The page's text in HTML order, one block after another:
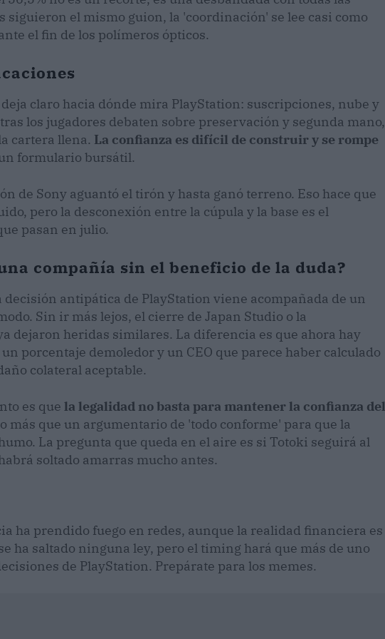
siguieron el mismo guion, la 'coordinación' se lee casi como
el fin de los polímeros ópticos.
claro hacia dónde mira PlayStation: suscripciones, nube y
los jugadores debaten sobre preservación y segunda mano,
cartera llena. La confianza es difícil de construir y se rompe
formulario bursátil.
de Sony aguantó el tirón y hasta ganó terreno. Eso hace que
pero la desconexión entre la cúpula y la base es el
pasan en julio.
compañía sin el beneficio de la duda?
decisión antipática de PlayStation viene acompañada de un
Sin ir más lejos, el cierre de Japan Studio o la
dejaron heridas similares. La diferencia es que ahora hay
porcentaje demoledor y un CEO que parece haber calculado
colateral aceptable.
es que la legalidad no basta para mantener la confianza del
más que un argumentario de 'todo conforme' para que la
La pregunta que queda en el aire es si Totoki seguirá al
soltado amarras mucho antes.
ha prendido fuego en redes, aunque la realidad financiera es
ha saltado ninguna ley, pero el timing hará que más de uno
de PlayStation. Prepárate para los memes.